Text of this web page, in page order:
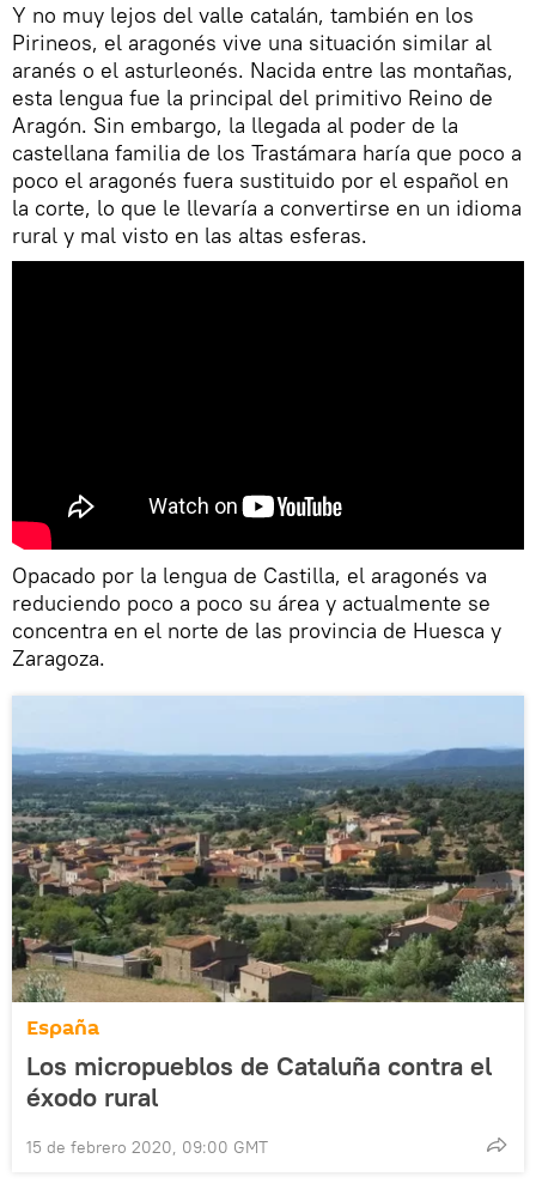
Y no muy lejos del valle catalán, también en los
Pirineos, el aragonés vive una situación similar al
aranés o el asturleonés. Nacida entre las montañas,
esta lengua fue la principal del primitivo Reino de
Aragón. Sin embargo, la llegada al poder de la
castellana familia de los Trastámara haría que poco a
poco el aragonés fuera sustituido por el español en
la corte, lo que le llevaría a convertirse en un idioma
rural y mal visto en las altas esferas.
Opacado por la lengua de Castilla, el aragonés va
reduciendo poco a poco su área y actualmente se
concentra en el norte de las provincia de Huesca y
Zaragoza.
España
Los micropueblos de Cataluña contra el
éxodo rural
15 de febrero 2020, 09:00 GMT